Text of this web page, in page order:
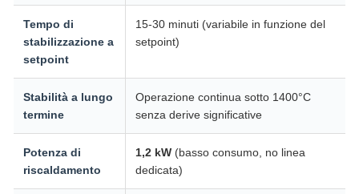
Tempo di
stabilizzazione a
setpoint
15-30 minuti (variabile in funzione del
setpoint)
Stabilità a lungo
termine
Operazione continua sotto 1400°C
senza derive significative
Potenza di
riscaldamento
1,2 kW (basso consumo, no linea
dedicata)